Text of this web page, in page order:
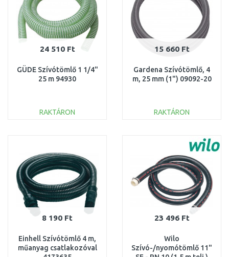
24 510 Ft
GÜDE Szívótömlő 1 1/4"
25 m 94930
RAKTÁRON
15 660 Ft
Gardena Szívótömlő, 4
m, 25 mm (1") 09092-20
RAKTÁRON
Összehasonlítás
8 190 Ft
Einhell Szívótömlő 4 m,
műanyag csatlakozóval
23 496 Ft
Wilo
Szívó-/nyomótömlő 11"